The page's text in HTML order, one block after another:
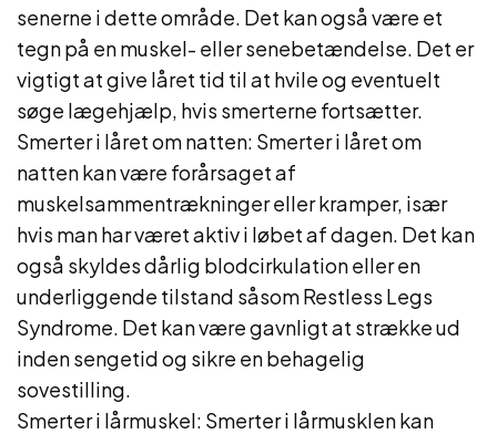
senerne i dette område. Det kan også være et
tegn på en muskel- eller senebetændelse. Det er
vigtigt at give låret tid til at hvile og eventuelt
søge lægehjælp, hvis smerterne fortsætter.
Smerter i låret om natten: Smerter i låret om
natten kan være forårsaget af
muskelsammentrækninger eller kramper, især
hvis man har været aktiv i løbet af dagen. Det kan
også skyldes dårlig blodcirkulation eller en
underliggende tilstand såsom Restless Legs
Syndrome. Det kan være gavnligt at strække ud
inden sengetid og sikre en behagelig
sovestilling.
Smerter i lårmuskel: Smerter i lårmusklen kan